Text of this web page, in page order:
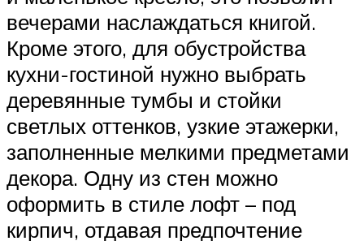
вечерами наслаждаться книгой.
Кроме этого, для обустройства
кухни-гостиной нужно выбрать
деревянные тумбы и стойки
светлых оттенков, узкие этажерки,
заполненные мелкими предметами
декора. Одну из стен можно
оформить в стиле лофт – под
кирпич, отдавая предпочтение